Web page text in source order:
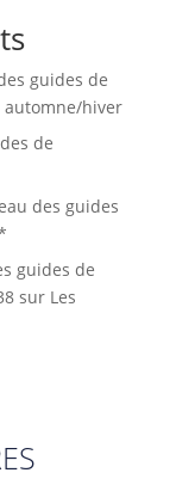
guides de
automne/hiver
de
des guides
guides de
sur Les